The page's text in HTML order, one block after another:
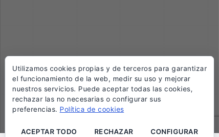
Utilizamos cookies propias y de terceros para garantizar
el funcionamiento de la web, medir su uso y mejorar
nuestros servicios. Puede aceptar todas las cookies,
rechazar las no necesarias o configurar sus
preferencias. Política de cookies
ACEPTAR TODO RECHAZAR CONFIGURAR